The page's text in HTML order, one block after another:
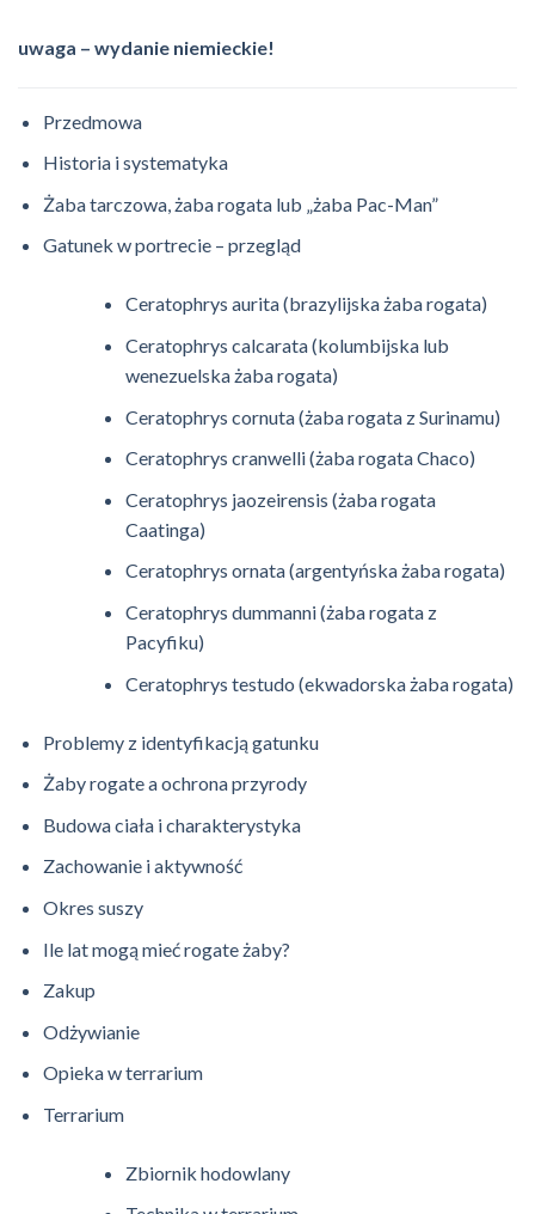
uwaga – wydanie niemieckie!
Przedmowa
Historia i systematyka
Żaba tarczowa, żaba rogata lub „żaba Pac-Man”
Gatunek w portrecie – przegląd
Ceratophrys aurita (brazylijska żaba rogata)
Ceratophrys calcarata (kolumbijska lub
wenezuelska żaba rogata)
Ceratophrys cornuta (żaba rogata z Surinamu)
Ceratophrys cranwelli (żaba rogata Chaco)
Ceratophrys jaozeirensis (żaba rogata
Caatinga)
Ceratophrys ornata (argentyńska żaba rogata)
Ceratophrys dummanni (żaba rogata z
Pacyfiku)
Ceratophrys testudo (ekwadorska żaba rogata)
Problemy z identyfikacją gatunku
Żaby rogate a ochrona przyrody
Budowa ciała i charakterystyka
Zachowanie i aktywność
Okres suszy
Ile lat mogą mieć rogate żaby?
Zakup
Odżywianie
Opieka w terrarium
Terrarium
Zbiornik hodowlany